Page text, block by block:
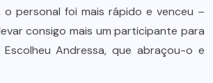
o personal foi mais rápido e venceu –
consigo mais um participante para
Andressa, que abraçou-o e